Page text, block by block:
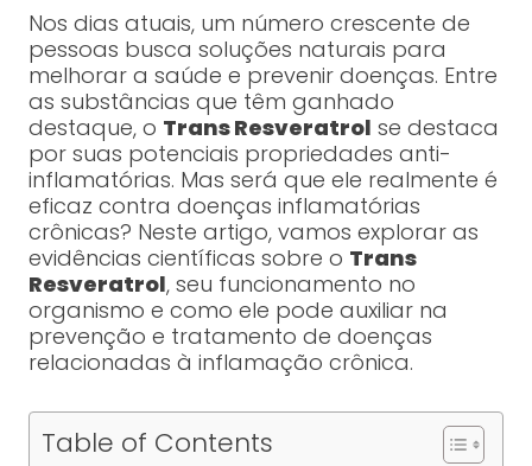
Nos dias atuais, um número crescente de
pessoas busca soluções naturais para
melhorar a saúde e prevenir doenças. Entre
as substâncias que têm ganhado
destaque, o Trans Resveratrol se destaca
por suas potenciais propriedades anti-
inflamatórias. Mas será que ele realmente é
eficaz contra doenças inflamatórias
crônicas? Neste artigo, vamos explorar as
evidências científicas sobre o Trans
Resveratrol, seu funcionamento no
organismo e como ele pode auxiliar na
prevenção e tratamento de doenças
relacionadas à inflamação crônica.
Table of Contents